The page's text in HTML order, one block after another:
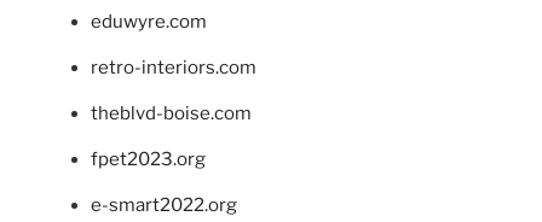
eduwyre.com
retro-interiors.com
theblvd-boise.com
fpet2023.org
e-smart2022.org